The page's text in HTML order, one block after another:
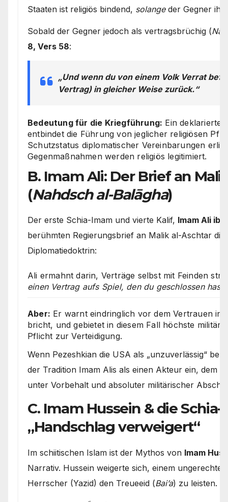
Staaten ist religiös bindend, solangeder Gegner ihn
Sobald der Gegner jedoch als vertragsbrüchig (
8, Vers 58:
„Und wenn du von einem Volk Verrat
Vertrag) in gleicher Weise zurück.“
Bedeutung für die Kriegführung: Ein
entbindet die Führung von jeglicher religiösen
Schutzstatus diplomatischer Vereinbarungen
Gegenmaßnahmen werden religiös legitimiert.
B. Imam Ali: Der Brief an
(Nahdsch al-Balāgha)
Der erste Schia-Imam und vierte Kalif, Imam Ali
berühmten Regierungsbrief an Malik al-Aschtar
Diplomatiedoktrin:
Ali ermahnt darin, Verträge selbst mit Feinden
einen Vertrag aufs Spiel, den du geschlossen hast“
Aber: Er warnt eindringlich vor dem Vertrauen in
bricht, und gebietet in diesem Fall höchste
Pflicht zur Verteidigung.
Wenn Pezeshkian die USA als „unzuverlässig“
der Tradition Imam Alis als einen Akteur ein, dem
unter Vorbehalt und absoluter militärischer
C. Imam Hussein & die
„Handschlag verweigert“
Im schiitischen Islam ist der Mythos von Imam
Narrativ. Hussein weigerte sich, einem
Herrscher (Yazid) den Treueeid (Bai’a) zu leisten.